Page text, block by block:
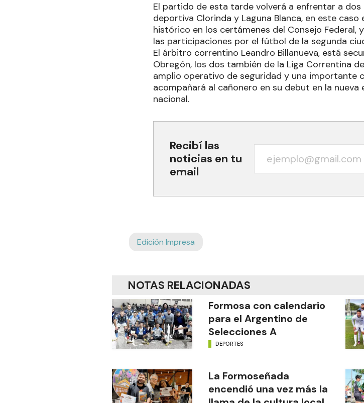
El partido de esta tarde volverá a enfrentar a
deportiva Clorinda y Laguna Blanca, en este
histórico en los certámenes del Consejo Federal,
las participaciones por el fútbol de la segunda
El árbitro correntino Leandro Billanueva, está
Obregón, los dos también de la Liga Correntina
amplio operativo de seguridad y una importante
acompañará al cañonero en su debut en la
nacional.
Recibí las
noticias en tu
email
Edición Impresa
NOTAS RELACIONADAS
Formosa con calendario
para el Argentino de
Selecciones A
DEPORTES
La Formoseñada
encendió una vez más la